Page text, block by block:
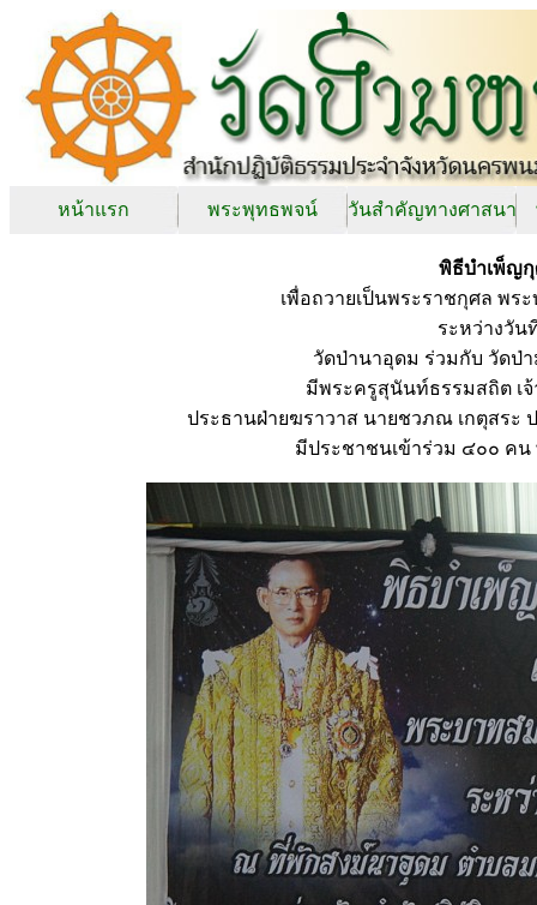
หน้าแรก พระพุทธพจน์ วันสำคัญทางศาสนา
พิธีบำเพ็ญ
เพื่อถวายเป็นพระราชกุศล พ
ระหว่างวั
วัดป่านาอุดม ร่วมกับ วัดป่
มีพระครูสุนันท์ธรรมสถิต เ
ประธานฝ่ายฆราวาส นายชวภณ เกตุสระ
มีประชาชนเข้าร่วม ๔๐๐ ค